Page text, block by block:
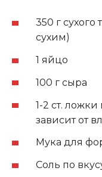
350 г сухого
сухим)
1 яйцо
100 г сыра
1-2 ст.
зависит от
Мука для
Соль по